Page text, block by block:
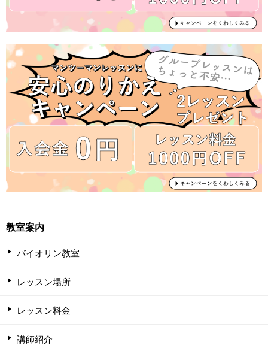
教室案内
バイオリン教室
レッスン場所
レッスン料金
講師紹介